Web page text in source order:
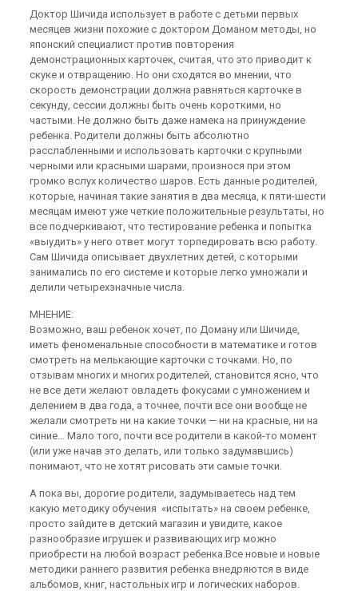
Доктор Шичида использует в работе с детьми первых
месяцев жизни похожие с доктором Доманом методы, но
японский специалист против повторения
демонстрационных карточек, считая, что это приводит к
скуке и отвращению. Но они сходятся во мнении, что
скорость демонстрации должна равняться карточке в
секунду, сессии должны быть очень короткими, но
частыми. Не должно быть даже намека на принуждение
ребенка. Родители должны быть абсолютно
расслабленными и использовать карточки с крупными
черными или красными шарами, произнося при этом
громко вслух количество шаров. Есть данные родителей,
которые, начиная такие занятия в два месяца, к пяти-шести
месяцам имеют уже четкие положительные результаты, но
все подчеркивают, что тестирование ребенка и попытка
«выудить» у него ответ могут торпедировать всю работу.
Сам Шичида описывает двухлетних детей, с которыми
занимались по его системе и которые легко умножали и
делили четырехзначные числа.
МНЕНИЕ:
Возможно, ваш ребенок хочет, по Доману или Шичиде,
иметь феноменальные способности в математике и готов
смотреть на мелькающие карточки с точками. Но, по
отзывам многих и многих родителей, становится ясно, что
не все дети желают овладеть фокусами с умножением и
делением в два года, а точнее, почти все они вообще не
желали смотреть ни на какие точки — ни на красные, ни на
синие… Мало того, почти все родители в какой-то момент
(или уже начав это делать, или только задумавшись)
понимают, что не хотят рисовать эти самые точки.
А пока вы, дорогие родители, задумываетесь над тем
какую методику обучения «испытать» на своем ребенке,
просто зайдите в детский магазин и увидите, какое
разнообразие игрушек и развивающих игр можно
приобрести на любой возраст ребенка.Все новые и новые
методики раннего развития ребенка внедряются в виде
альбомов, книг, настольных игр и логических наборов.